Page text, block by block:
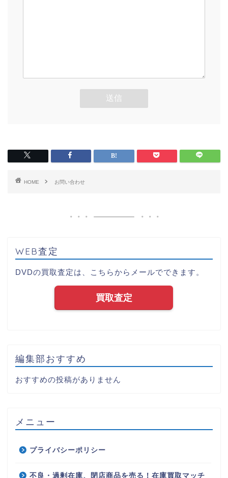
HOME お問い合わせ
WEB査定
DVDの買取査定は、こちらからメールでできます。
買取査定
編集部おすすめ
おすすめの投稿がありません
メニュー
プライバシーポリシー
不良・過剰在庫、閉店商品を売る！在庫買取マッチ